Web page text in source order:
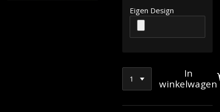
Eigen Design
In
winkelwagen